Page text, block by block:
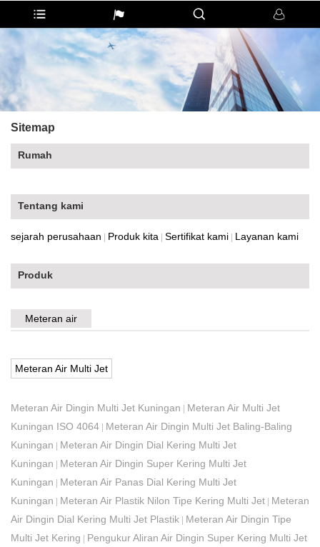
Sitemap
Rumah
Tentang kami
sejarah perusahaan | Produk kita | Sertifikat kami | Layanan kami
Produk
Meteran air
Meteran Air Multi Jet
Meteran Air Dingin Multi Jet Kuningan | Meteran Air Multi Jet
Kuningan ISO 4064 | Meteran Air Dingin Multi Jet Baling-Baling
Kuningan | Meteran Air Dingin Dial Kering Multi Jet
Kuningan | Meteran Air Dingin Super Kering Multi Jet
Kuningan | Meteran Air Panas Dial Kering Multi Jet
Kuningan | Meteran Air Plastik Nilon Tipe Kering Multi Jet | Meteran
Air Dingin Dial Kering Multi Jet Plastik | Meteran Air Dingin Tipe
Multi Jet Kering | Pengukur Aliran Air Dingin Super Kering Multi Jet